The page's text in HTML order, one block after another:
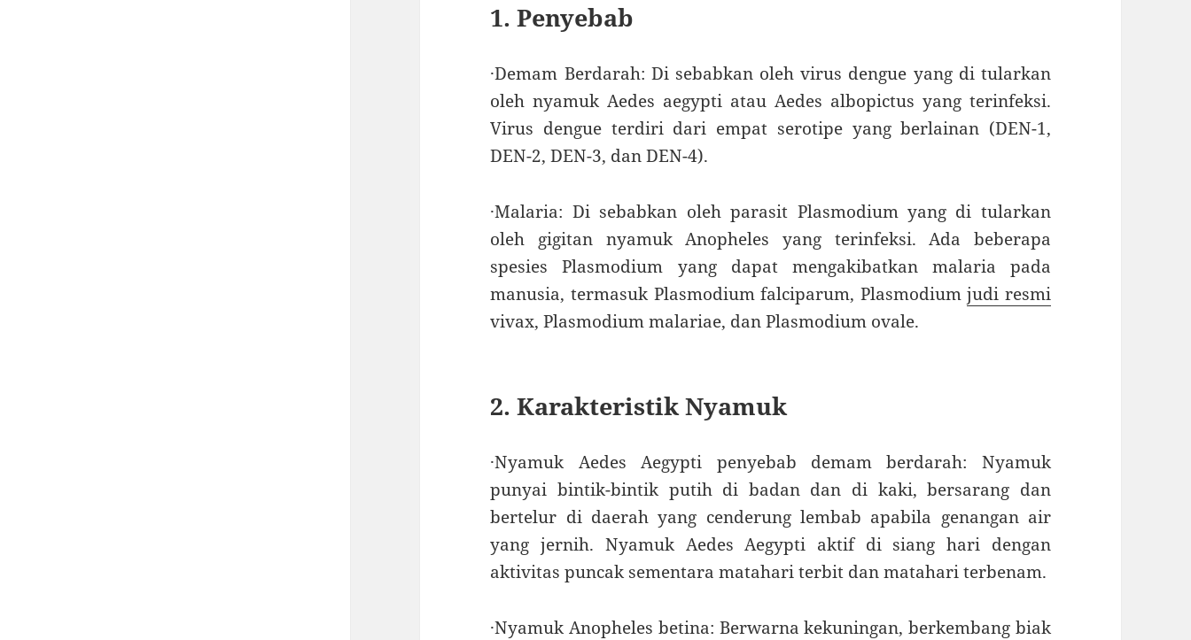
1. Penyebab
·Demam Berdarah: Di sebabkan oleh virus dengue yang di tularkan
oleh nyamuk Aedes aegypti atau Aedes albopictus yang terinfeksi.
Virus dengue terdiri dari empat serotipe yang berlainan (DEN-1,
DEN-2, DEN-3, dan DEN-4).
·Malaria: Di sebabkan oleh parasit Plasmodium yang di tularkan
oleh gigitan nyamuk Anopheles yang terinfeksi. Ada beberapa
spesies Plasmodium yang dapat mengakibatkan malaria pada
manusia, termasuk Plasmodium falciparum, Plasmodiumjudi resmi
vivax, Plasmodium malariae, dan Plasmodium ovale.
2. Karakteristik Nyamuk
·Nyamuk Aedes Aegypti penyebab demam berdarah: Nyamuk
punyai bintik-bintik putih di badan dan di kaki, bersarang dan
bertelur di daerah yang cenderung lembab apabila genangan air
yang jernih. Nyamuk Aedes Aegypti aktif di siang hari dengan
aktivitas puncak sementara matahari terbit dan matahari terbenam.
·Nyamuk Anopheles betina: Berwarna kekuningan, berkembang biak